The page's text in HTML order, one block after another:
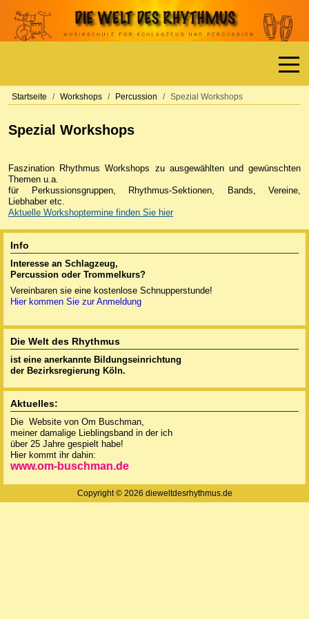
Off-
Info
Interesse an Schlagzeug,
Percussion oder Trommelkurs?
Vereinbaren sie eine kostenlose Schnupperstunde!
Hier kommen Sie zur Anmeldung
Die Welt des Rhythmus
ist eine anerkannte Bildungseinrichtung
der Bezirksregierung Köln.
Aktuelles:
Die Website von Om Buschman,
meiner damalige Lieblingsband in der ich
über 25 Jahre gespielt habe!
Hier kommt ihr dahin:
www.om-buschman.de
Startseite Workshops Percussion Spezial Workshops
Spezial Workshops
Faszination Rhythmus Workshops zu ausgewählten und gewünschten
Themen u.a.
für Perkussionsgruppen, Rhythmus-Sektionen, Bands, Vereine,
Liebhaber etc.
Aktuelle Workshoptermine finden Sie hier
Copyright © 2026 dieweltdesrhythmus.de